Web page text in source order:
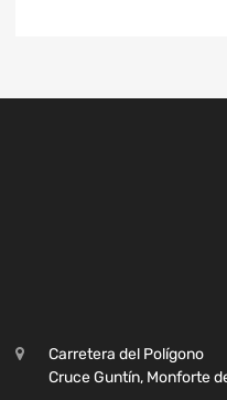
+34 670 580 567
+34 672 063 324